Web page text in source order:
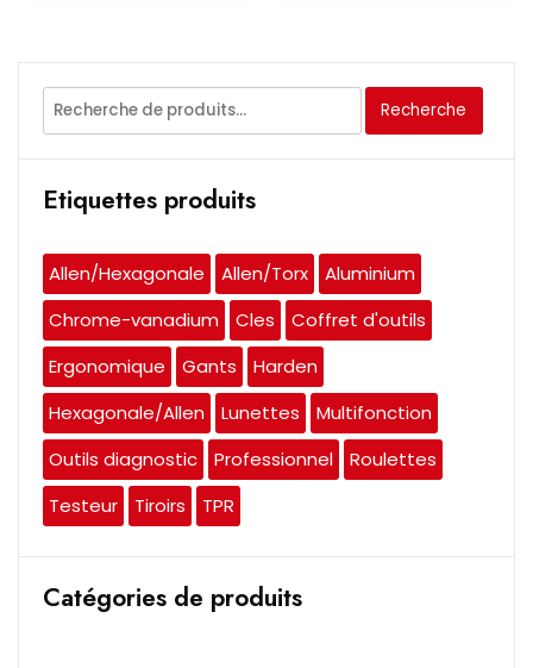
Recherche
pour :
Recherche
Etiquettes produits
Allen/Hexagonale Allen/Torx
Aluminium
Chrome-vanadium
Cles
Coffret d'outils
Ergonomique
Gants
Harden
Hexagonale/Allen
Lunettes
Multifonction
Outils diagnostic
Professionnel
Roulettes
Testeur
Tiroirs TPR
Catégories de produits